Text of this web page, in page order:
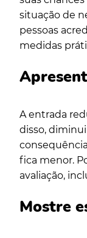
situação de
pessoas
medidas
A entrada
disso,
fica menor.
avaliação,
Mostre